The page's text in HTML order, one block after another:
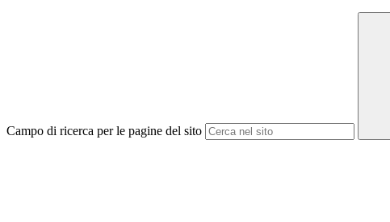
Campo di ricerca per le pagine del sito